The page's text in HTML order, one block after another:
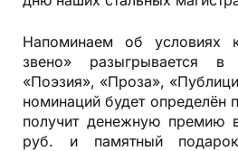
Напоминаем об условиях
звено» разыгрывается в
«Поэзия», «Проза»,
номинаций будет определён
получит денежную премию
руб. и памятный